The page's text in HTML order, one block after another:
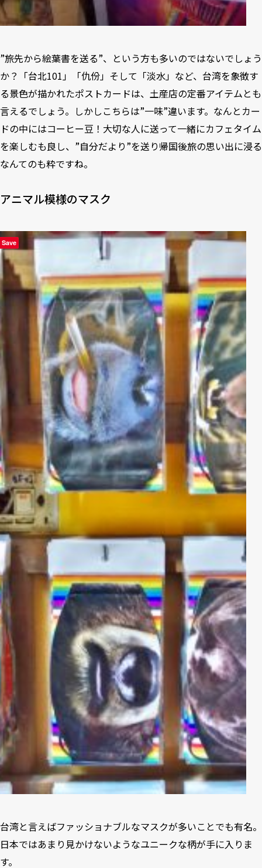
”旅先から絵葉書を送る”、という方も多いのではないでしょう
か？「台北101」「仇份」そして「淡水」など、台湾を象徴す
る景色が描かれたポストカードは、土産店の定番アイテムとも
言えるでしょう。しかしこちらは”一味”違います。なんとカー
ドの中にはコーヒー豆！大切な人に送って一緒にカフェタイム
を楽しむも良し、”自分だより”を送り帰国後旅の思い出に浸る
なんてのも粋ですね。
アニマル模様のマスク
台湾と言えばファッショナブルなマスクが多いことでも有名。
日本ではあまり見かけないようなユニークな柄が手に入りま
す。
Save